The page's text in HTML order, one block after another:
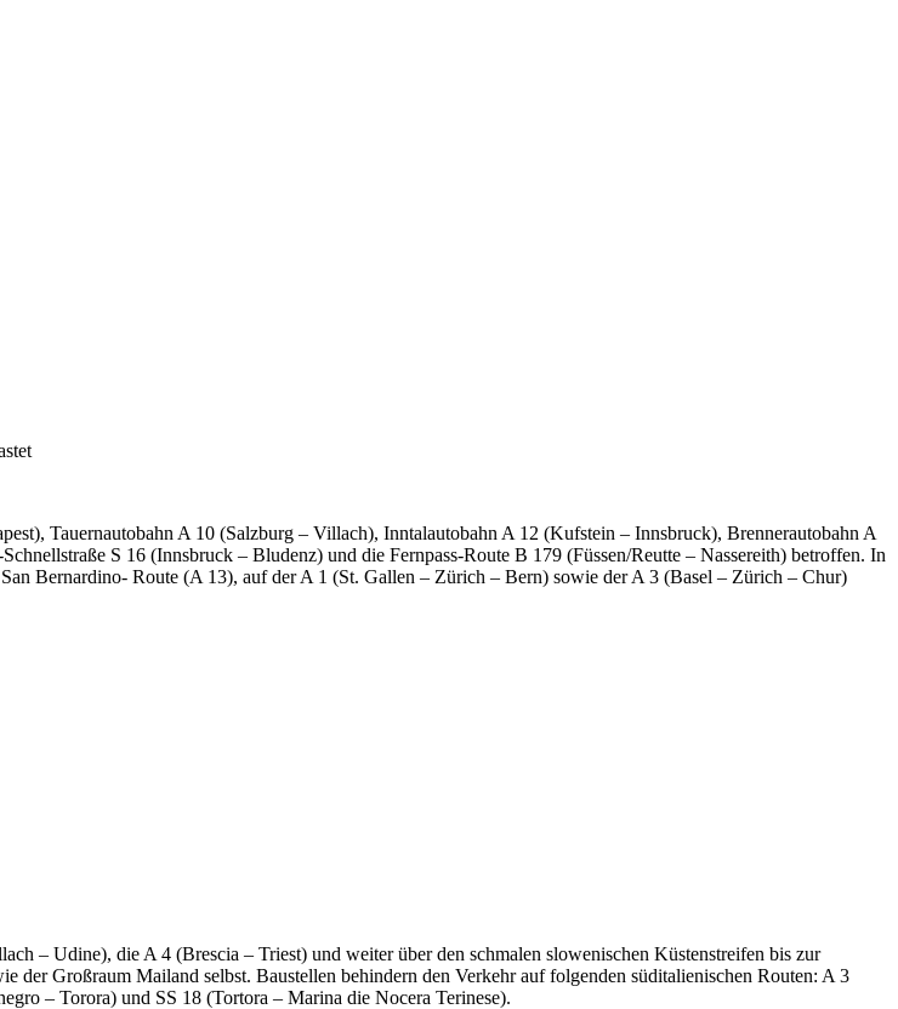
Tauernautobahn A 10 (Salzburg – Villach), Inntalautobahn A 12 (Kufstein – Innsbruck), Brennerautobahn A
S 16 (Innsbruck – Bludenz) und die Fernpass-Route B 179 (Füssen/Reutte – Nassereith) betroffen. In
Bernardino- Route (A 13), auf der A 1 (St. Gallen – Zürich – Bern) sowie der A 3 (Basel – Zürich – Chur)
– Udine), die A 4 (Brescia – Triest) und weiter über den schmalen slowenischen Küstenstreifen bis zur
Großraum Mailand selbst. Baustellen behindern den Verkehr auf folgenden süditalienischen Routen: A 3
– Torora) und SS 18 (Tortora – Marina die Nocera Terinese).